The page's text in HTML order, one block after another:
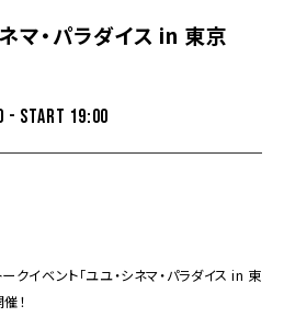
マ・パラダイス in 東京
- START 19:00
クイベント「ユユ・シネマ・パラダイス in 東
！